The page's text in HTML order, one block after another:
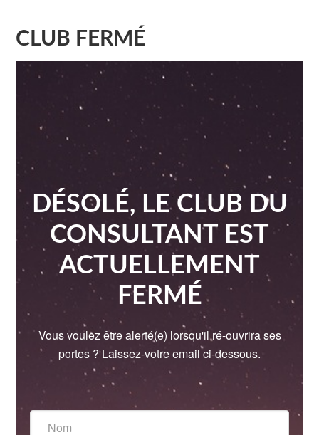
CLUB FERMÉ
DÉSOLÉ, LE CLUB DU
CONSULTANT EST
ACTUELLEMENT
FERMÉ
Vous voulez être alerté(e) lorsqu'il ré-ouvrira ses
portes ? Laissez-votre email ci-dessous.